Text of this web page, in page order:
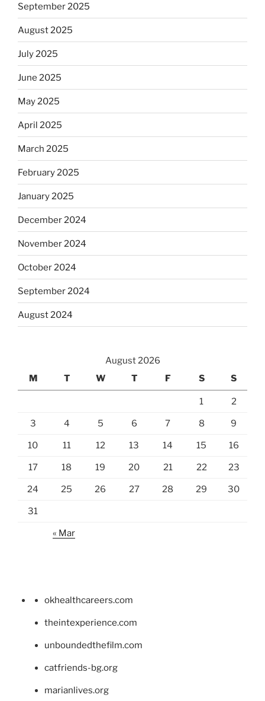
September 2025
August 2025
July 2025
June 2025
May 2025
April 2025
March 2025
February 2025
January 2025
December 2024
November 2024
October 2024
September 2024
August 2024
August 2026
M
T W T F S S
1 2
3 4 5 6 7 8 9
10 11 12 13 14 15 16
17 18 19 20 21 22 23
24 25 26 27 28 29 30
31
« Mar
okhealthcareers.com
theintexperience.com
unboundedthefilm.com
catfriends-bg.org
marianlives.org